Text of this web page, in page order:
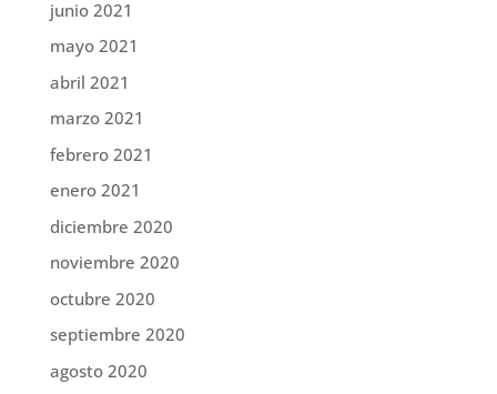
junio 2021
mayo 2021
abril 2021
marzo 2021
febrero 2021
enero 2021
diciembre 2020
noviembre 2020
octubre 2020
septiembre 2020
agosto 2020